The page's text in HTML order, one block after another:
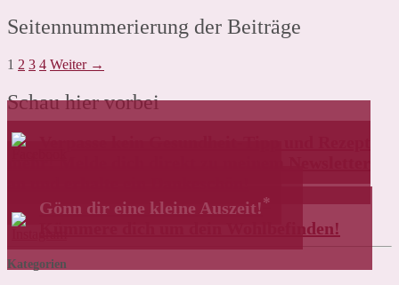
Seitennummerierung der Beiträge
1 2 3 4 Weiter →
Schau hier vorbei
Gönn dir eine kleine Auszeit!*
Kümmere dich um dein Wohlbefinden!
Kategorien